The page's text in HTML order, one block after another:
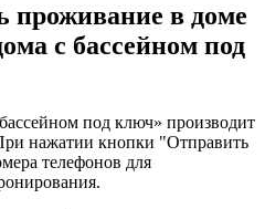
проживание в доме
с бассейном под
под ключ» производит
нажатии кнопки "Отправить
телефонов для